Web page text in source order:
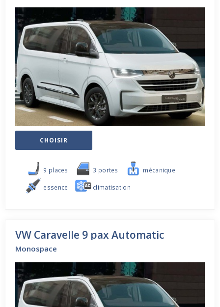
CHOISIR
9 places 3 portes mécanique
essence climatisation
VW Caravelle 9 pax Automatic
Monospace